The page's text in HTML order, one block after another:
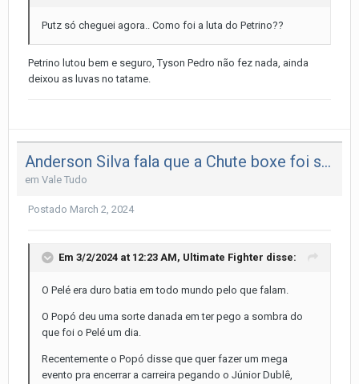
Putz só cheguei agora.. Como foi a luta do Petrino??
Petrino lutou bem e seguro, Tyson Pedro não fez nada, ainda
deixou as luvas no tatame.
Anderson Silva fala que a Chute boxe foi seu treinamento mais duro como lutador!!
em Vale Tudo
Postado March 2, 2024
Em 3/2/2024 at 12:23 AM, Ultimate Fighter disse:
O Pelé era duro batia em todo mundo pelo que falam.
O Popó deu uma sorte danada em ter pego a sombra do
que foi o Pelé um dia.
Recentemente o Popó disse que quer fazer um mega
evento pra encerrar a carreira pegando o Júnior Dublê,